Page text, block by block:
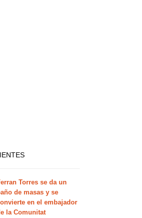
Torres se da un
de masas y se
en el embajador
la Comunitat